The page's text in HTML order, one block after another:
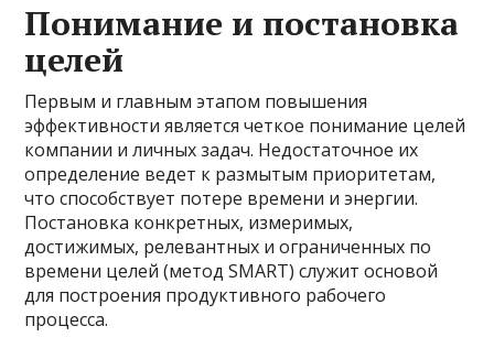
Понимание и постановка
целей
Первым и главным этапом повышения
эффективности является четкое понимание целей
компании и личных задач. Недостаточное их
определение ведет к размытым приоритетам,
что способствует потере времени и энергии.
Постановка конкретных, измеримых,
достижимых, релевантных и ограниченных по
времени целей (метод SMART) служит основой
для построения продуктивного рабочего
процесса.